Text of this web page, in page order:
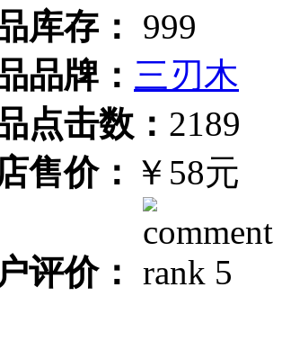
库存：
999
品牌： 三刃木
点击数： 2189
售价： ￥58元
评价：